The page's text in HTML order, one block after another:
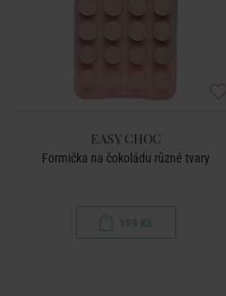
EASY CHOC
Formička na čokoládu různé tvary
199 Kč